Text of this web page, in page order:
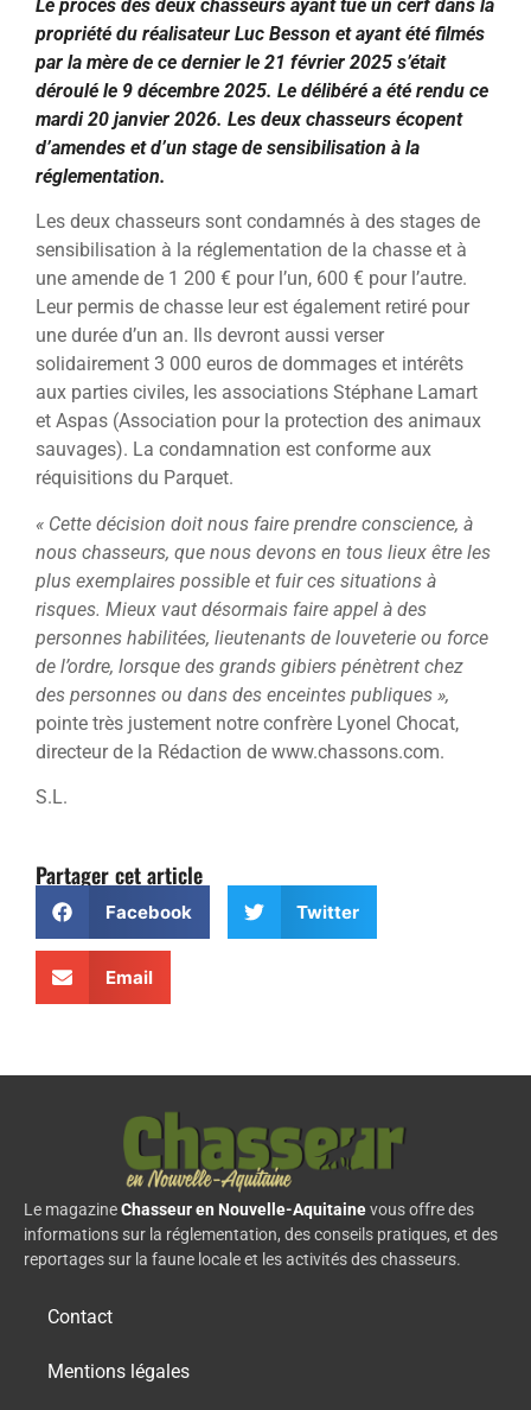
Le procès des deux chasseurs ayant tué un cerf dans la
propriété du réalisateur Luc Besson et ayant été filmés
par la mère de ce dernier le 21 février 2025 s’était
déroulé le 9 décembre 2025. Le délibéré a été rendu ce
mardi 20 janvier 2026. Les deux chasseurs écopent
d’amendes et d’un stage de sensibilisation à la
réglementation.
Les deux chasseurs sont condamnés à des stages de
sensibilisation à la réglementation de la chasse et à
une amende de 1 200 € pour l’un, 600 € pour l’autre.
Leur permis de chasse leur est également retiré pour
une durée d’un an. Ils devront aussi verser
solidairement 3 000 euros de dommages et intérêts
aux parties civiles, les associations Stéphane Lamart
et Aspas (Association pour la protection des animaux
sauvages). La condamnation est conforme aux
réquisitions du Parquet.
« Cette décision doit nous faire prendre conscience, à
nous chasseurs, que nous devons en tous lieux être les
plus exemplaires possible et fuir ces situations à
risques. Mieux vaut désormais faire appel à des
personnes habilitées, lieutenants de louveterie ou force
de l’ordre, lorsque des grands gibiers pénètrent chez
des personnes ou dans des enceintes publiques »,
pointe très justement notre confrère Lyonel Chocat,
directeur de la Rédaction de www.chassons.com.
S.L.
Partager cet article
Facebook Twitter
Email
Le magazineChasseur en Nouvelle-Aquitainevous offre des
informations sur la réglementation, des conseils pratiques, et des
reportages sur la faune locale et les activités des chasseurs.
Contact
Mentions légales